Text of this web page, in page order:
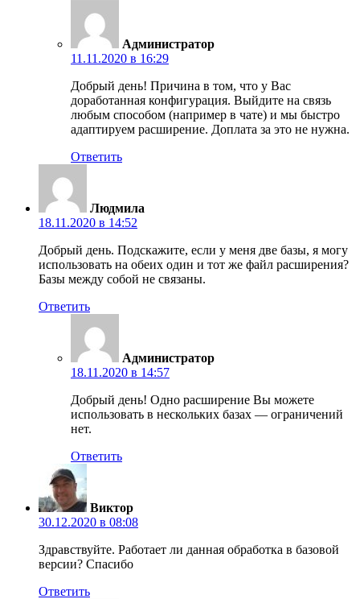
Администратор
11.11.2020 в 16:29
Добрый день! Причина в том, что у Вас
доработанная конфигурация. Выйдите на связь
любым способом (например в чате) и мы быстро
адаптируем расширение. Доплата за это не нужна.
Ответить
Людмила
18.11.2020 в 14:52
Добрый день. Подскажите, если у меня две базы, я могу
использовать на обеих один и тот же файл расширения?
Базы между собой не связаны.
Ответить
Администратор
18.11.2020 в 14:57
Добрый день! Одно расширение Вы можете
использовать в нескольких базах — ограничений
нет.
Ответить
Виктор
30.12.2020 в 08:08
Здравствуйте. Работает ли данная обработка в базовой
версии? Спасибо
Ответить